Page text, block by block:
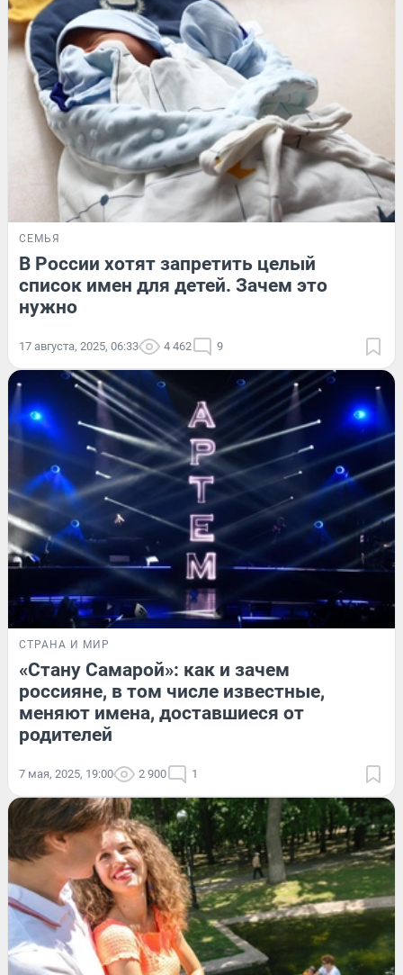
СЕМЬЯ
В России хотят запретить целый
список имен для детей. Зачем это
нужно
17 августа, 2025, 06:33 4 462 9
СТРАНА И МИР
«Стану Самарой»: как и зачем
россияне, в том числе известные,
меняют имена, доставшиеся от
родителей
7 мая, 2025, 19:00 2 900 1